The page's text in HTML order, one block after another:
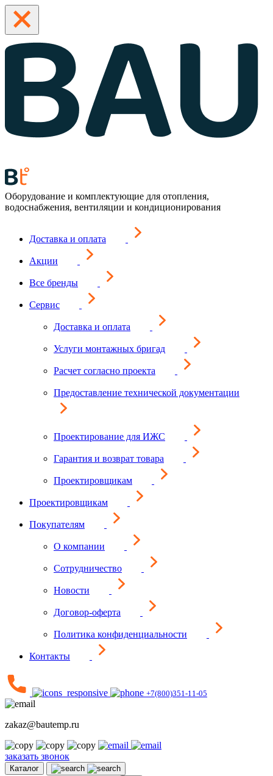
Оборудование и комплектующие для отопления,
водоснабжения, вентиляции и кондиционирования
Доставка и оплата
Акции
Все бренды
Сервис
Доставка и оплата
Услуги монтажных бригад
Расчет согласно проекта
Предоставление технической документации
Проектирование для ИЖС
Гарантия и возврат товара
Проектировщикам
Проектировщикам
Покупателям
О компании
Сотрудничество
Новости
Договор-оферта
Политика конфиденциальности
Контакты
+7(800)351-11-05
zakaz@bautemp.ru
заказать звонок
Каталог